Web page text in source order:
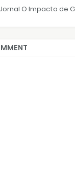
Jornal O Impacto de